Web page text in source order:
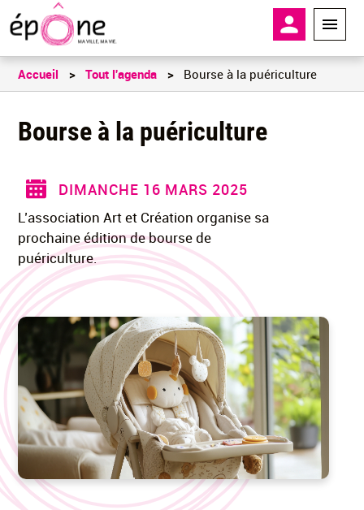
principal
En-tête -
Accueil Tout l'agenda Bourse à la puériculture
Bourse à la puériculture
DIMANCHE 16 MARS 2025
L’association Art et Création organise sa
prochaine édition de bourse de
puériculture.